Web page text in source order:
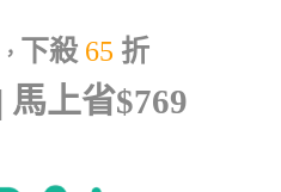
， 下殺 65 折
馬上省$769